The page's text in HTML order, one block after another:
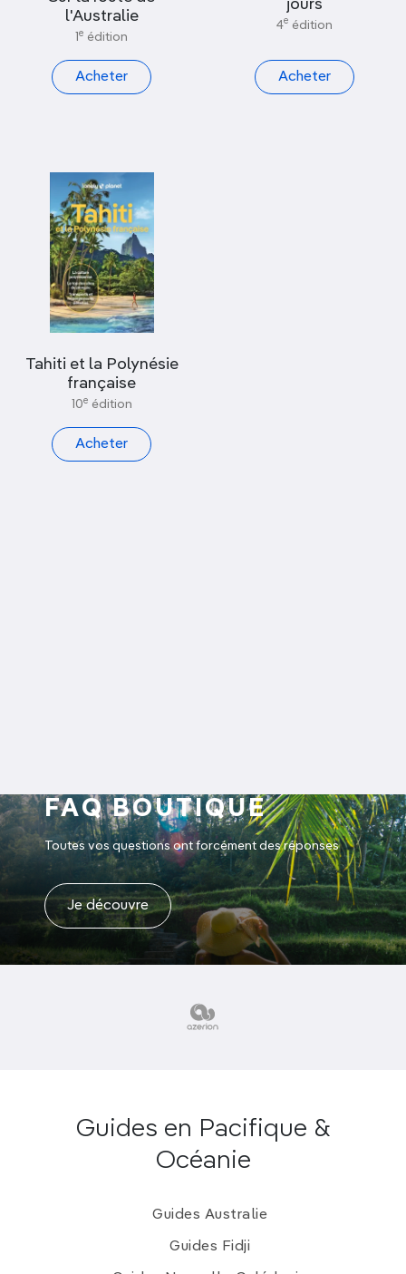
l'Australie
e édition
Acheter
jours
4e édition
Acheter
Tahiti et la Polynésie
française
10e édition
Acheter
FAQ BOUTIQUE
Toutes vos questions ont forcément des réponses
Je découvre
Guides en Pacifique &
Océanie
Guides Australie
Guides Fidji